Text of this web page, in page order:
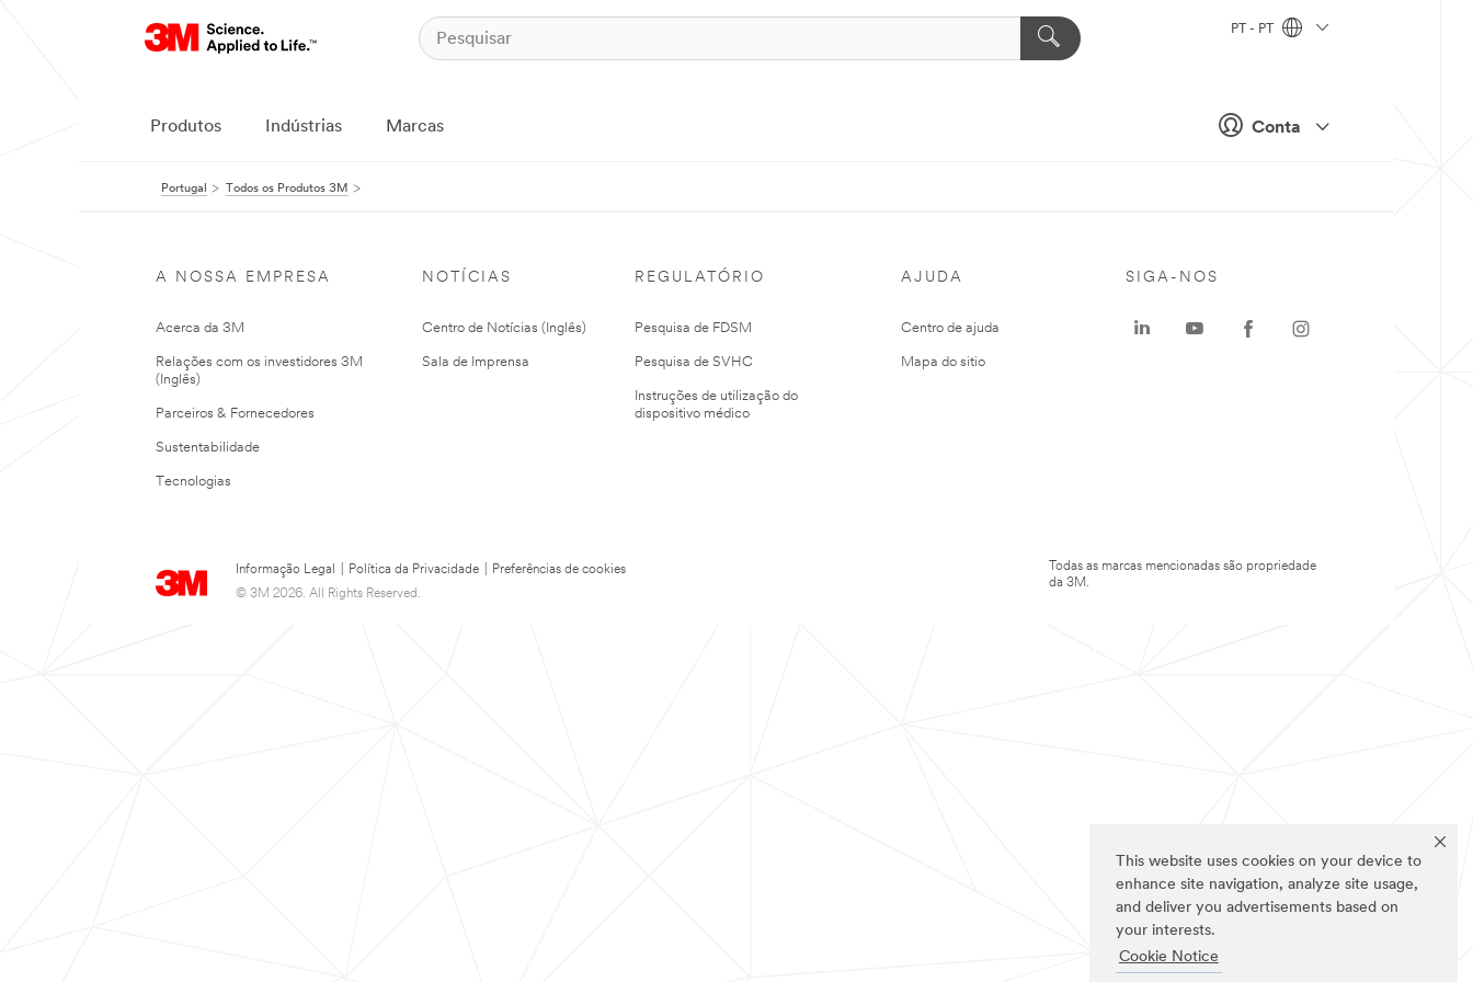
This website uses cookies on your device to
enhance site navigation, analyze site usage,
and deliver you advertisements based on
your interests.
Cookie Notice
Conta
PT - PT
Produtos Indústrias Marcas
Portugal Todos os Produtos 3M
A NOSSA EMPRESA
Acerca da 3M
Relações com os investidores 3M
(Inglês)
Parceiros & Fornecedores
Sustentabilidade
Tecnologias
NOTÍCIAS
Centro de Notícias (Inglês)
Sala de Imprensa
REGULATÓRIO
Pesquisa de FDSM
Pesquisa de SVHC
Instruções de utilização do
dispositivo médico
AJUDA
Centro de ajuda
Mapa do sitio
Informação Legal Política da Privacidade
Preferências de cookies
© 3M 2026. All Rights Reserved.
SIGA-NOS
Todas as marcas mencionadas são propriedade
da 3M.